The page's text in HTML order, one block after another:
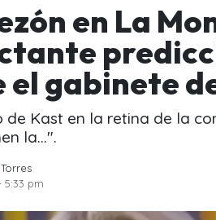
en La
el gabinete
de Kast en la retina de la
la...".
5:33 pm